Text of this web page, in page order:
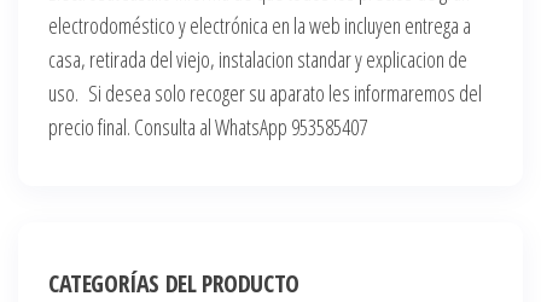
electrodoméstico y electrónica en la web incluyen entrega a
casa, retirada del viejo, instalacion standar y explicacion de
uso. Si desea solo recoger su aparato les informaremos del
precio final. Consulta al WhatsApp 953585407
CATEGORÍAS DEL PRODUCTO